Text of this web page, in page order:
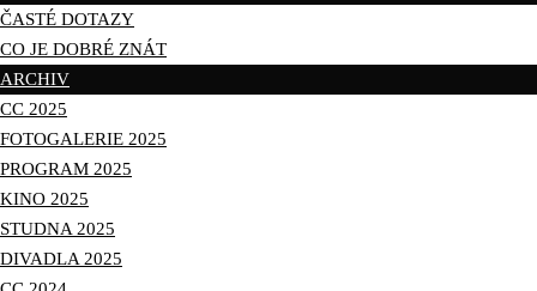
ČASTÉ DOTAZY
CO JE DOBRÉ ZNÁT
ARCHIV
CC 2025
FOTOGALERIE 2025
PROGRAM 2025
KINO 2025
STUDNA 2025
DIVADLA 2025